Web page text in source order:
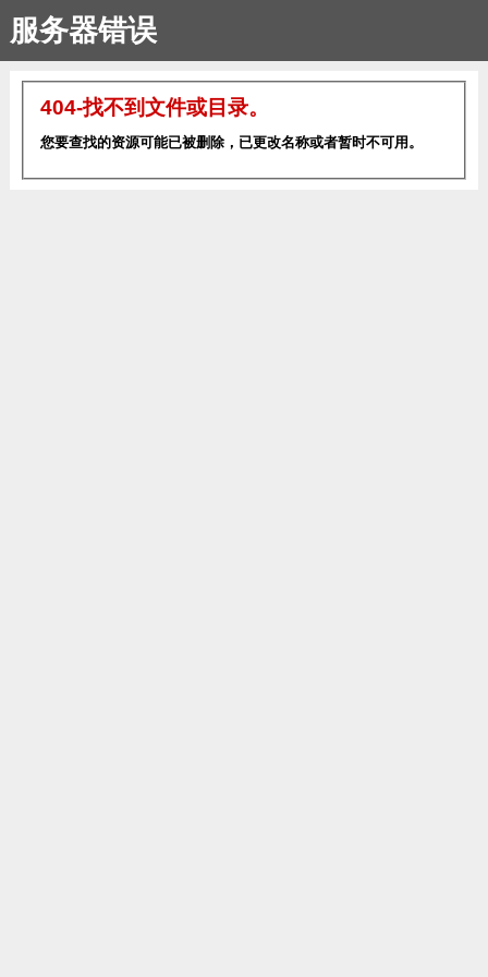
服务器错误
404-找不到文件或目录。
您要查找的资源可能已被删除，已更改名称或者暂时不可用。